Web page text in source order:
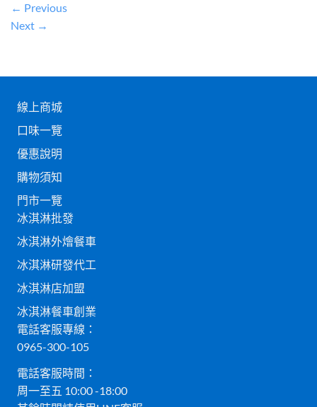
← Previous
Next →
線上商城
口味一覽
優惠說明
購物須知
門市一覽
冰淇淋批發
冰淇淋外燴餐車
冰淇淋研發代工
冰淇淋店加盟
冰淇淋餐車創業
電話客服專線：
0965-300-105
電話客服時間：
周一至五 10:00 -18:00